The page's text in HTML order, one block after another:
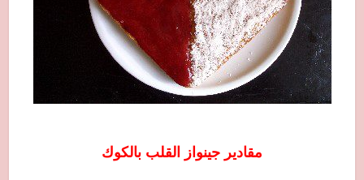
مقادير جينواز القلب بالكوك